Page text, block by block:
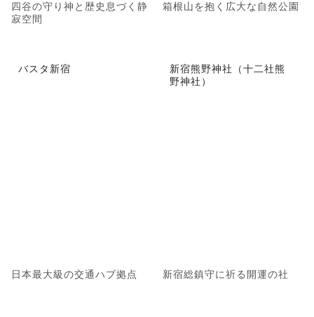
四谷の守り神と歴史息づく静
寂空間
箱根山を抱く広大な自然公園
バスタ新宿
日本最大級の交通ハブ拠点
新宿熊野神社（十二社熊
野神社）
新宿総鎮守に祈る開運の社